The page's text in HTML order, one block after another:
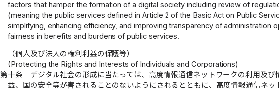
factors that hamper the formation of a digital society including review of
(meaning the public services defined in Article 2 of the Basic Act on Public
simplifying, enhancing efficiency, and improving transparency of administration
fairness in benefits and burdens of public services.
（個人及び法人の権利利益の保護等）
(Protecting the Rights and Interests of Individuals and Corporations)
第十条
デジタル社会の形成に当たっては、高度情報通信ネットワークの利用及
益、国の安全等が害されることのないようにされるとともに、高度情報通信ネ